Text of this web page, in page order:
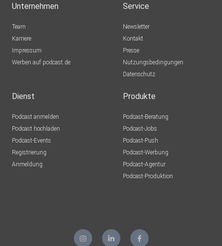
Unternehmen
Team
Karriere
Impressum
Werben auf podcast.de
Service
Newsletter
Kontakt
Presse
Nutzungsbedingungen
Datenschutz
Dienst
Podcast anmelden
Podcast hochladen
Podcast-Events
Registrierung
Anmeldung
Produkte
Podcast-Beratung
Podcast-Jobs
Podcast-Push
Podcast-Werbung
Podcast-Agentur
Podcast-Produktion